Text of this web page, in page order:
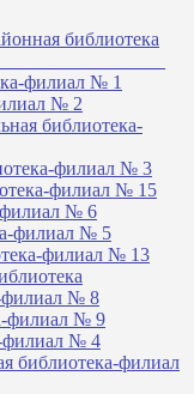
библиотека
филиал № 1
№ 2
библиотека-
филиал № 3
филиал № 15
филиал № 6
филиал № 5
филиал № 13
филиал № 8
филиал № 9
филиал № 4
библиотека-филиал